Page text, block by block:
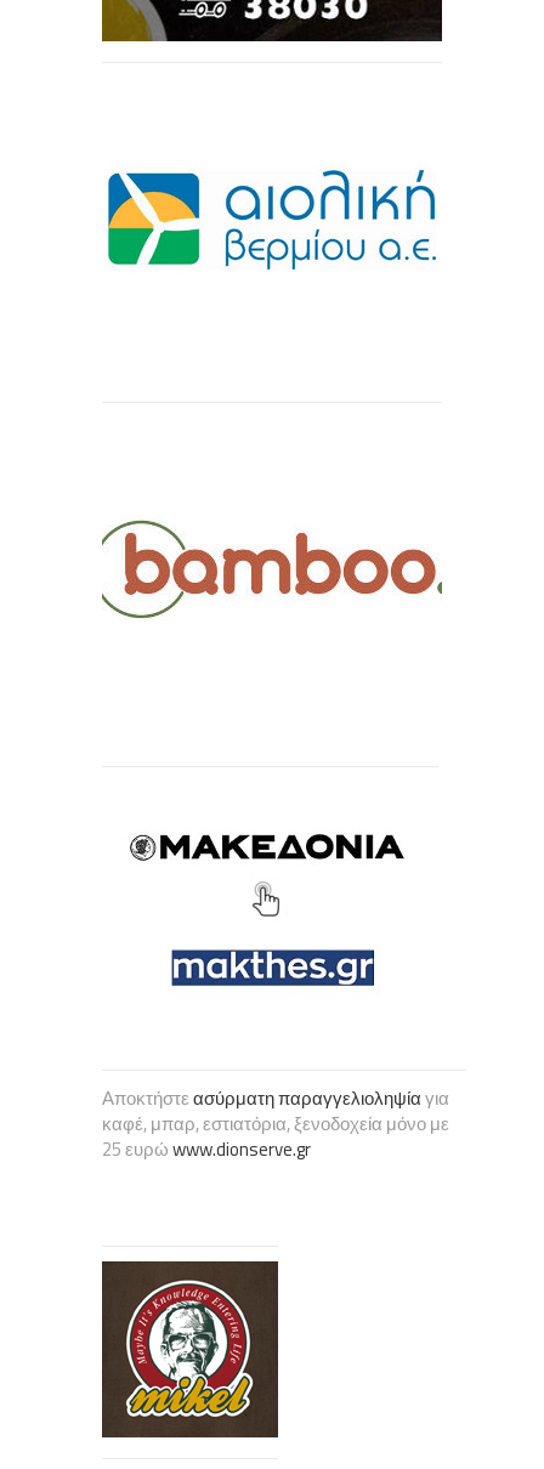
Αποκτήστεασύρματη παραγγελιοληψίαγια
καφέ, μπαρ, εστιατόρια, ξενοδοχεία μόνο με
25 ευρώwww.dionserve.gr